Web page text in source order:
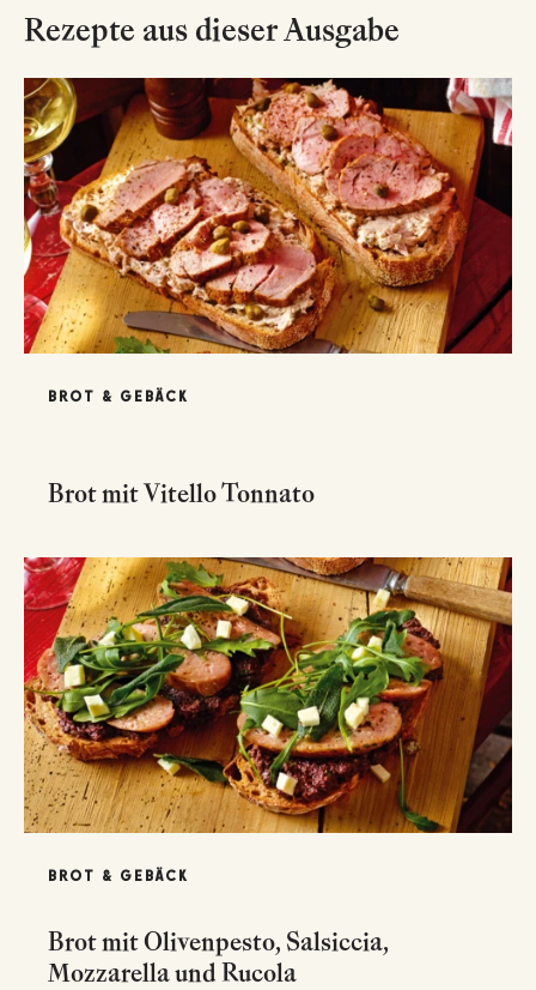
Rezepte aus dieser Ausgabe
BROT & GEBÄCK
Brot mit Vitello Tonnato
BROT & GEBÄCK
Brot mit Olivenpesto, Salsiccia,
Mozzarella und Rucola